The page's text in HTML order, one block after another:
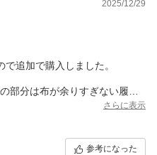
2025/12/29
追加で購入しました。
部分は布が余りすぎない履き
さらに表示
参考になった